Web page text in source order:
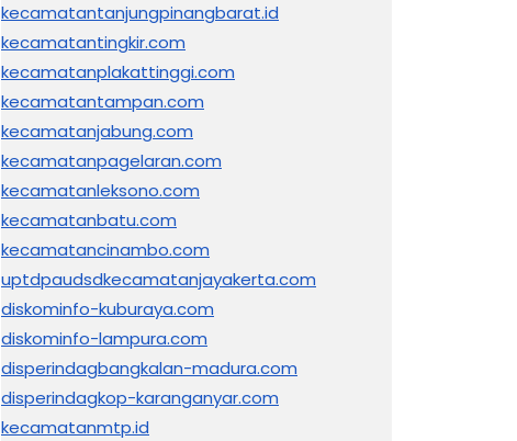
kecamatantanjungpinangbarat.id
kecamatantingkir.com
kecamatanplakattinggi.com
kecamatantampan.com
kecamatanjabung.com
kecamatanpagelaran.com
kecamatanleksono.com
kecamatanbatu.com
kecamatancinambo.com
uptdpaudsdkecamatanjayakerta.com
diskominfo-kuburaya.com
diskominfo-lampura.com
disperindagbangkalan-madura.com
disperindagkop-karanganyar.com
kecamatanmtp.id